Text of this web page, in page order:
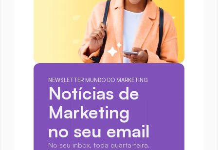
NEWSLETTER MUNDO DO MARKETING
Notícias de
Marketing
no seu email
No seu inbox, toda quarta-feira.